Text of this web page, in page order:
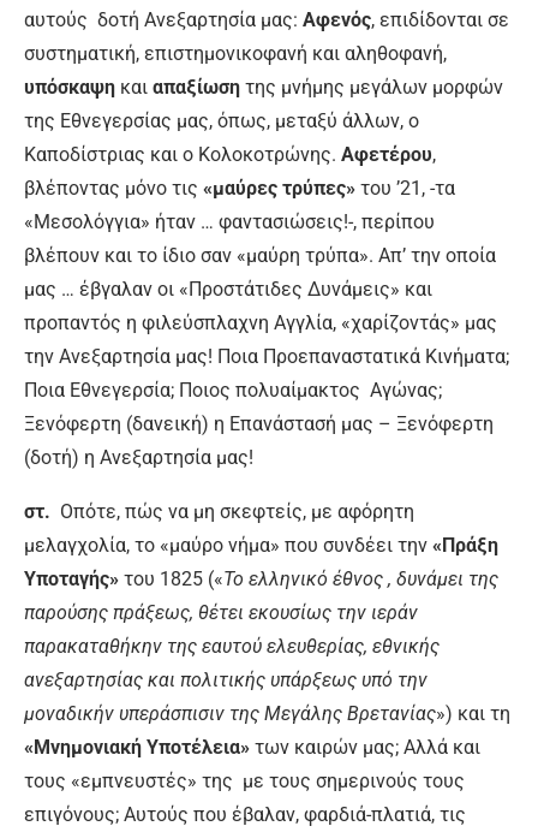
αυτούς δοτή Ανεξαρτησία μας: Αφενός, επιδίδονται σε
συστηματική, επιστημονικοφανή και αληθοφανή,
υπόσκαψη και απαξίωση της μνήμης μεγάλων μορφών
της Εθνεγερσίας μας, όπως, μεταξύ άλλων, ο
Καποδίστριας και ο Κολοκοτρώνης. Αφετέρου,
βλέποντας μόνο τις «μαύρες τρύπες» του ’21, -τα
«Μεσολόγγια» ήταν … φαντασιώσεις!-, περίπου
βλέπουν και το ίδιο σαν «μαύρη τρύπα». Απ’ την οποία
μας … έβγαλαν οι «Προστάτιδες Δυνάμεις» και
προπαντός η φιλεύσπλαχνη Αγγλία, «χαρίζοντάς» μας
την Ανεξαρτησία μας! Ποια Προεπαναστατικά Κινήματα;
Ποια Εθνεγερσία; Ποιος πολυαίμακτος Αγώνας;
Ξενόφερτη (δανεική) η Επανάστασή μας – Ξενόφερτη
(δοτή) η Ανεξαρτησία μας!
στ. Οπότε, πώς να μη σκεφτείς, με αφόρητη
μελαγχολία, το «μαύρο νήμα» που συνδέει την «Πράξη
Υποταγής» του 1825 («Το ελληνικό έθνος , δυνάμει της
παρούσης πράξεως, θέτει εκουσίως την ιεράν
παρακαταθήκην της εαυτού ελευθερίας, εθνικής
ανεξαρτησίας και πολιτικής υπάρξεως υπό την
μοναδικήν υπεράσπισιν της Μεγάλης Βρετανίας») και τη
«Μνημονιακή Υποτέλεια» των καιρών μας; Αλλά και
τους «εμπνευστές» της με τους σημερινούς τους
επιγόνους; Αυτούς που έβαλαν, φαρδιά-πλατιά, τις